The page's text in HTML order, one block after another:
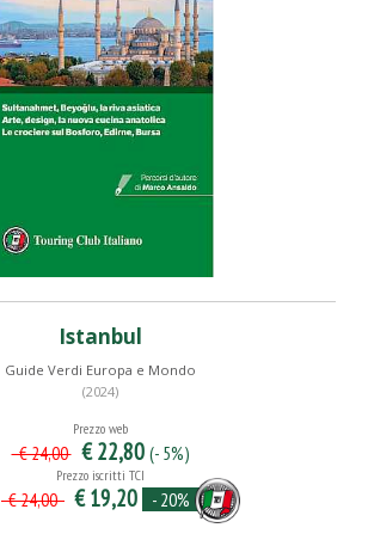
Istanbul
Guide Verdi Europa e Mondo
(2024)
Prezzo web
€ 24,00 € 22,80 (- 5%)
Prezzo iscritti TCI
€ 24,00 € 19,20 - 20%